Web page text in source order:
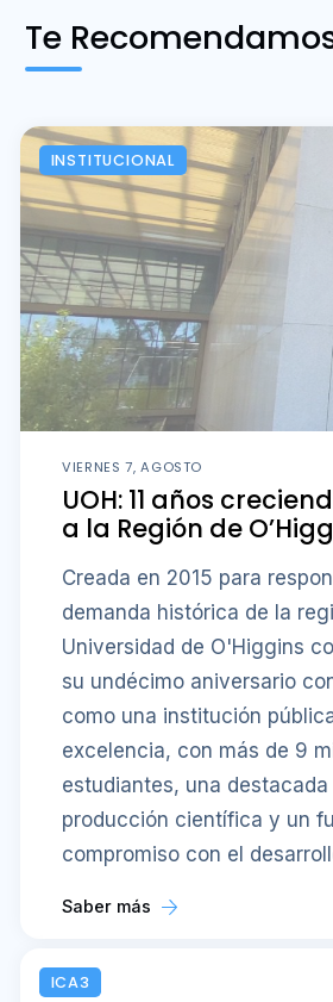
Te
INSTITUCIONAL
VIERNES 7, AGOSTO
UOH: 11 años
a la Región de
Creada en 2015 para
demanda histórica de la
Universidad de O'Higgins
su undécimo aniversario
como una institución
excelencia, con más de 9
estudiantes, una destacada
producción científica y un
compromiso con el
Saber más
ICA3